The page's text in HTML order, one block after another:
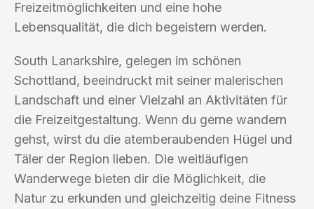
Freizeitmöglichkeiten und eine hohe
Lebensqualität, die dich begeistern werden.
South Lanarkshire, gelegen im schönen
Schottland, beeindruckt mit seiner malerischen
Landschaft und einer Vielzahl an Aktivitäten für
die Freizeitgestaltung. Wenn du gerne wandern
gehst, wirst du die atemberaubenden Hügel und
Täler der Region lieben. Die weitläufigen
Wanderwege bieten dir die Möglichkeit, die
Natur zu erkunden und gleichzeitig deine Fitness